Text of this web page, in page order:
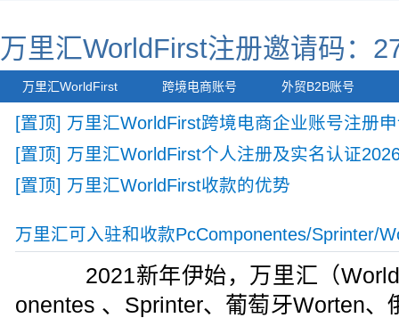
万里汇WorldFirst注册邀请码：
万里汇WorldFirst 跨境电商账号 外贸B2B账号
[置顶] 万里汇WorldFirst跨境电商企业账号注册
[置顶] 万里汇WorldFirst个人注册及实名认证
[置顶] 万里汇WorldFirst收款的优势
万里汇可入驻和收款PcComponentes/Sprinter/
2021新年伊始，万里汇（
onentes 、Sprinter、葡萄牙Worten、